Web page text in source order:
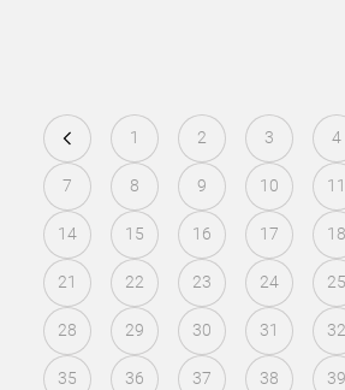
1 2 3 4
7 8 9 10 11
14 15 16 17 18
21 22 23 24 25
28 29 30 31 32
35 36 37 38 39